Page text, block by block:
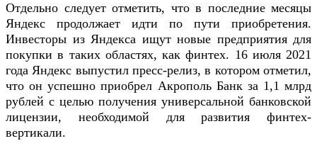
Отдельно следует отметить, что в последние месяцы
Яндекс продолжает идти по пути приобретения.
Инвесторы из Яндекса ищут новые предприятия для
покупки в таких областях, как финтех. 16 июля 2021
года Яндекс выпустил пресс-релиз, в котором отметил,
что он успешно приобрел Акрополь Банк за 1,1 млрд
рублей с целью получения универсальной банковской
лицензии, необходимой для развития финтех-
вертикали.